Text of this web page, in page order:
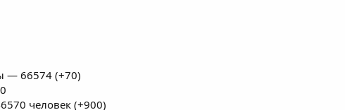
— 66574 (+70)
человек (+900)